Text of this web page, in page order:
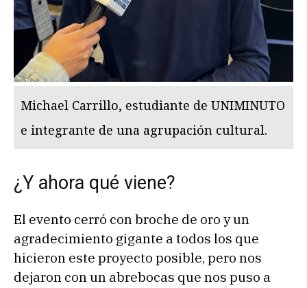
Michael Carrillo, estudiante de UNIMINUTO
e integrante de una agrupación cultural.
¿Y ahora qué viene?
El evento cerró con broche de oro y un
agradecimiento gigante a todos los que
hicieron este proyecto posible, pero nos
dejaron con un abrebocas que nos puso a